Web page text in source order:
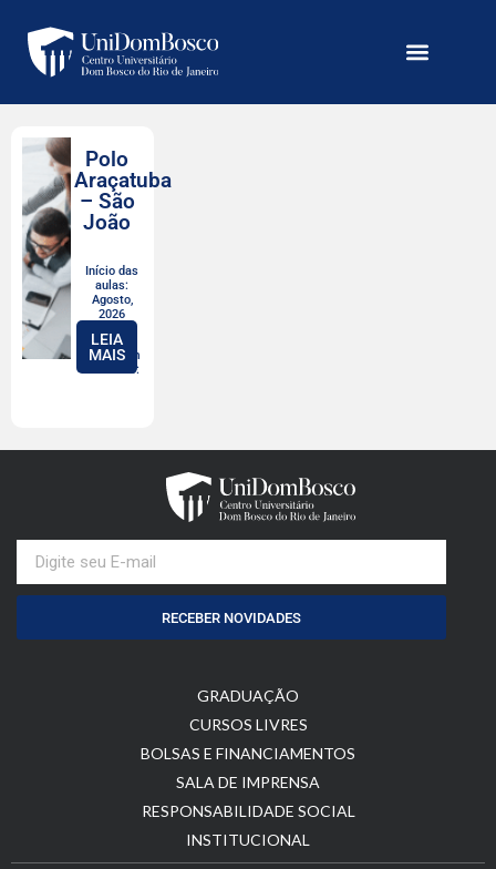
Polo
Araçatuba
– São
João
Início das
aulas:
Agosto,
2026
Valor com
desconto:
LEIA
MAIS
RECEBER NOVIDADES
GRADUAÇÃO
CURSOS LIVRES
BOLSAS E FINANCIAMENTOS
SALA DE IMPRENSA
RESPONSABILIDADE SOCIAL
INSTITUCIONAL